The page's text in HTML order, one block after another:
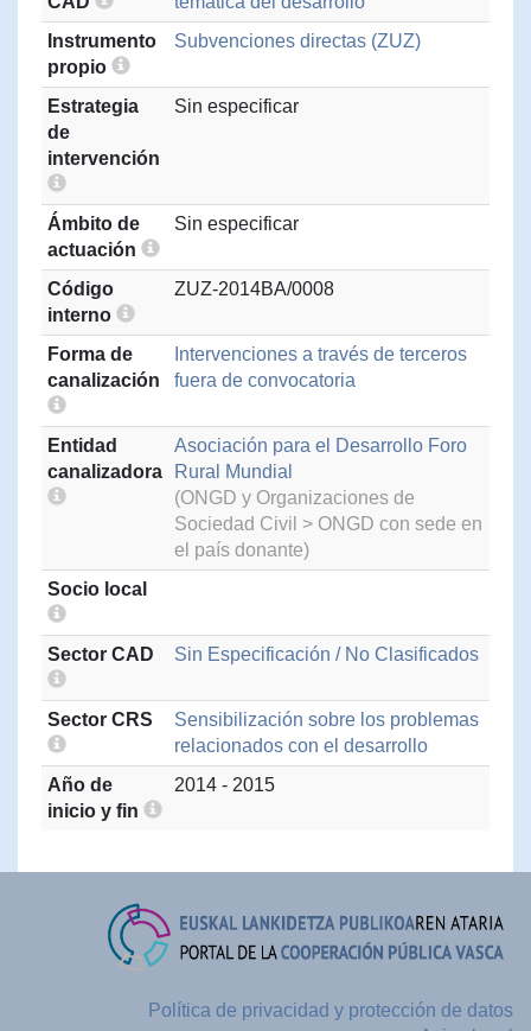
Instrumento
propio
Subvenciones directas (ZUZ)
Estrategia
de
intervención
Sin especificar
Ámbito de
actuación
Sin especificar
Código
interno
ZUZ-2014BA/0008
Forma de
canalización
Intervenciones a través de terceros
fuera de convocatoria
Entidad
canalizadora
Asociación para el Desarrollo Foro
Rural Mundial
(ONGD y Organizaciones de
Sociedad Civil > ONGD con sede en
el país donante)
Socio local
Sector CAD Sin Especificación / No Clasificados
Sector CRS
Sensibilización sobre los problemas
relacionados con el desarrollo
Año de
inicio y fin
2014 - 2015
Política de privacidad y protección de datos